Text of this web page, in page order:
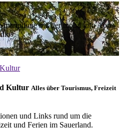
mit der mobil info App -
Kultur Alles über Tourismus, Freizeit
und Links rund um die
und Ferien im Sauerland.